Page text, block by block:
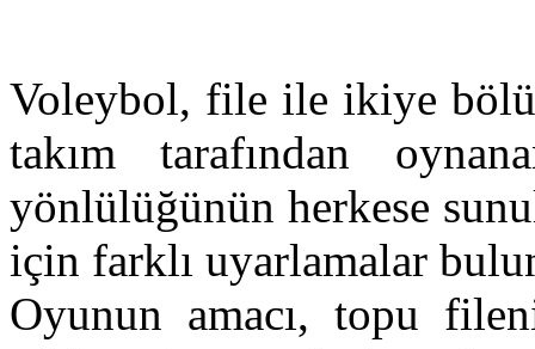
Voleybol, file ile ikiye
takım tarafından
yönlülüğünün herkese
için farklı uyarlamalar
Oyunun amacı, topu